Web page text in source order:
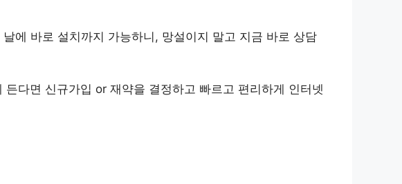
에 바로 설치까지 가능하니, 망설이지 말고 지금 바로 상담
다면 신규가입 or 재약을 결정하고 빠르고 편리하게 인터넷